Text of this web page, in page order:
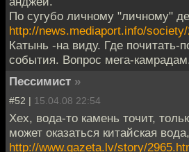
По сугубо личному "личному"
http://news.mediaport.info/
Катынь -на виду. Где почитать-
события. Вопрос мега-
Пессимист »
#52 | 15.04.08 22:54
Хех, вода-то камень точит,
может оказаться китайская
http://www.gazeta.lv/story/